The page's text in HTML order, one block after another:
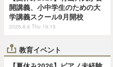
開講義、小中学生のための大
学講義スクール9月開校
2026.8.6 Thu 19:15
教育イベント